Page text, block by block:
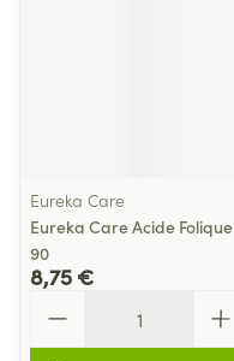
Eureka Care
Eureka Care Acide Folique
90
8,75 €